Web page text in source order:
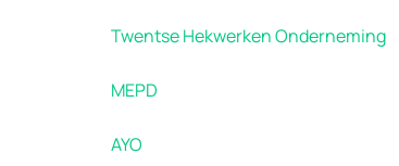
Twentse Hekwerken Onderneming
MEPD
AYO